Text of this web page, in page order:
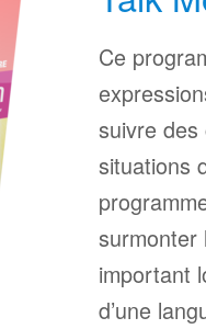
Ce
suivre
situations
surmonter
important
d’une